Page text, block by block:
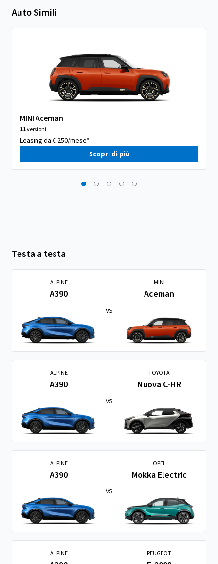
Auto Simili
MINI Aceman
11versioni
Leasing da € 250/mese*
Scopri di più
Testa a testa
ALPINE
A390
VS
MINI
Aceman
ALPINE
A390
VS
TOYOTA
Nuova C-HR
ALPINE
A390
VS
OPEL
Mokka Electric
ALPINE PEUGEOT